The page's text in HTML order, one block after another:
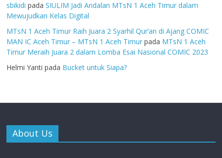
sbikidi padaSIULIM Jadi Andalan MTsN 1 Aceh Timur dalam
Mewujudkan Kelas Digital
MTsN 1 Aceh Timur Raih Juara 2 Syarhil Qur’an di Ajang COMIC
MAN IC Aceh Timur – MTsN 1 Aceh Timur pada MTsN 1 Aceh
Timur Meraih Juara 2 dalam Lomba Esai Nasional COMIC 2023
Helmi Yanti pada Bucket untuk Siapa?
About Us